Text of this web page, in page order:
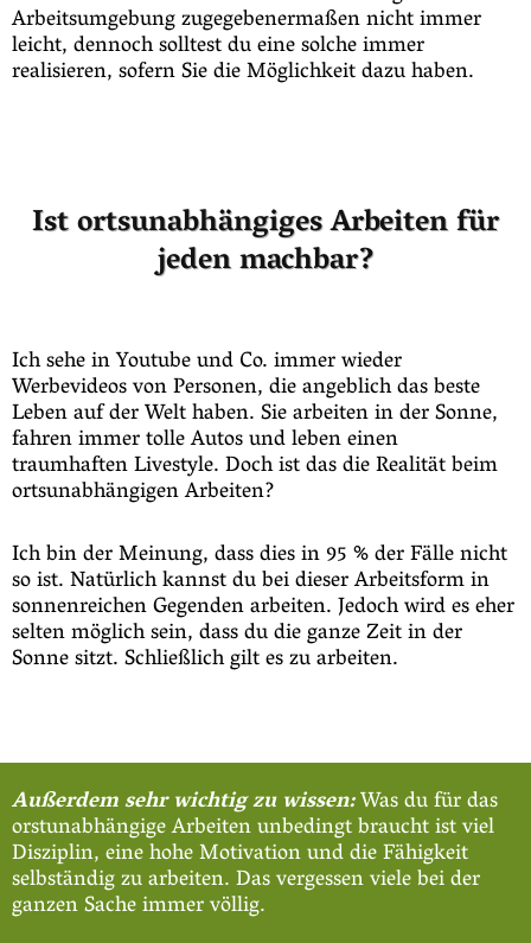
Arbeitsumgebung zugegebenermaßen nicht immer
leicht, dennoch solltest du eine solche immer
realisieren, sofern Sie die Möglichkeit dazu haben.
Ist ortsunabhängiges Arbeiten für
jeden machbar?
Ich sehe in Youtube und Co. immer wieder
Werbevideos von Personen, die angeblich das beste
Leben auf der Welt haben. Sie arbeiten in der Sonne,
fahren immer tolle Autos und leben einen
traumhaften Livestyle. Doch ist das die Realität beim
ortsunabhängigen Arbeiten?
Ich bin der Meinung, dass dies in 95 % der Fälle nicht
so ist. Natürlich kannst du bei dieser Arbeitsform in
sonnenreichen Gegenden arbeiten. Jedoch wird es eher
selten möglich sein, dass du die ganze Zeit in der
Sonne sitzt. Schließlich gilt es zu arbeiten.
Außerdem sehr wichtig zu wissen:Was du für das
orstunabhängige Arbeiten unbedingt braucht ist viel
Disziplin, eine hohe Motivation und die Fähigkeit
selbständig zu arbeiten. Das vergessen viele bei der
ganzen Sache immer völlig.